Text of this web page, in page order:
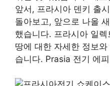
앞서, 프라시아 덴키 출
돌아보고, 앞으로 나올
했습니다. 프라시아 일
땅에 대한 자세한 정보
습니다. Prasia 전기 에